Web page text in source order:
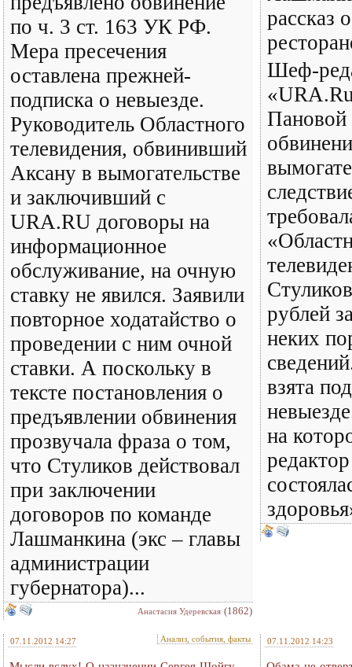
по ч. 3 ст. 163 УК РФ.
Мера пресечения
оставлена прежней-
подписка о невыезде.
Руководитель Областного
телевидения, обвинивший
Аксану в вымогательстве
и заключивший с
URA.RU договоры на
информационное
обслуживание, на очную
ставку не явился. Заявили
повторное ходатайство о
проведении с ним очной
ставки. А поскольку в
тексте постановления о
предъявлении обвинения
прозвучала фраза о том,
что Стуликов действовал
при заключении
договоров по команде
Лашманкина (экс – главы
администрации
губернатора)...
Анастасия Удеревская (1862)
рассказ
Шеф-
Пановой
рублей
неких
взята
на
07.11.2012 14:27 Анализ, события, факты 07.11.2012 14:23